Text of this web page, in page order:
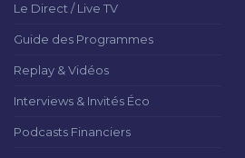
Le Direct / Live TV
Guide des Programmes
Replay & Vidéos
Interviews & Invités Éco
Podcasts Financiers